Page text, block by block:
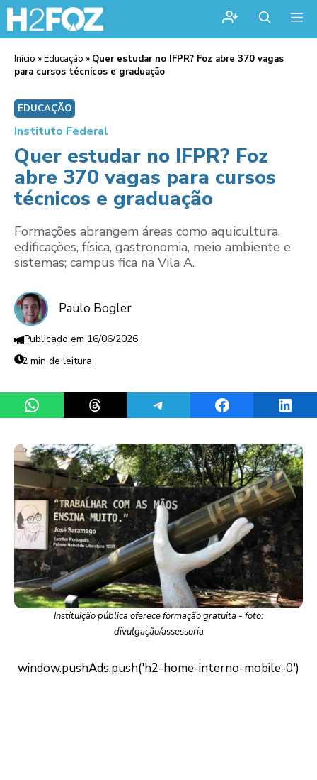
Início »Educação » Quer estudar no IFPR? Foz abre 370 vagas
para cursos técnicos e graduação
EDUCAÇÃO
Instituto Federal
Quer estudar no IFPR? Foz
abre 370 vagas para cursos
técnicos e graduação
Formações abrangem áreas como aquicultura,
edificações, física, gastronomia, meio ambiente e
sistemas; campus fica na Vila A.
Paulo Bogler
16/06/2026
2 min de leitura
Share on WhatsAppShare on ThreadsShare on TelegramShare on Facebook
Instituição pública oferece formação gratuita - foto:
divulgação/assessoria